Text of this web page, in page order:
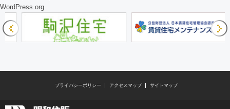
WordPress.org
プライバシーポリシー アクセスマップ サイトマップ